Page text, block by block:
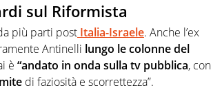
sul Riformista
più parti post Italia-Israele. Anche l’ex
Antinelli lungo le colonne del
è “andato in onda sulla tv pubblica, con
di faziosità e scorrettezza”.